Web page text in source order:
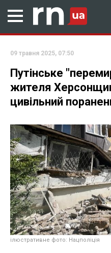
09 травня 2025, 07:50
Путінське
жителя
цивільний
ілюстративне фото: Нацполіція